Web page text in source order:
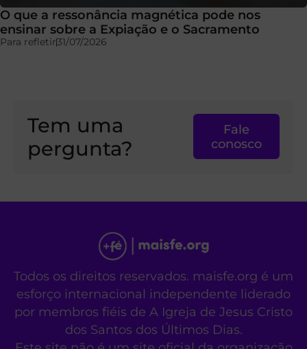
O que a ressonância magnética pode nos
ensinar sobre a Expiação e o Sacramento
Para refletir31/07/2026
Tem uma
pergunta?
Fale
conosco
Todos os direitos reservados. maisfe.org é um
esforço internacional independente liderado
por membros fiéis de A Igreja de Jesus Cristo
dos Santos dos Últimos Dias.